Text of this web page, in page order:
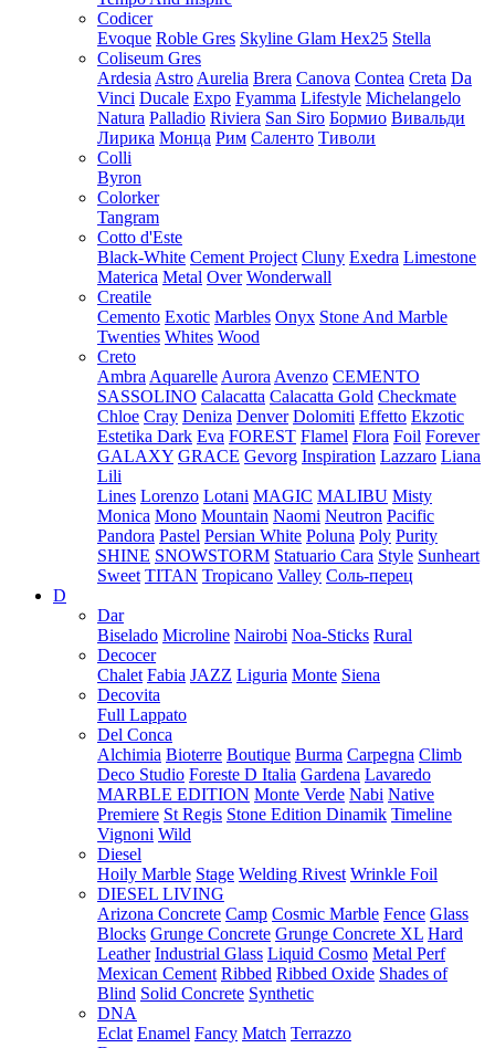
Codicer
Evoque Roble Gres Skyline Glam Hex25 Stella
Coliseum Gres
Ardesia Astro Aurelia Brera Canova Contea Creta Da
Vinci Ducale Expo Fyamma Lifestyle Michelangelo
Natura Palladio Riviera San Siro Бормио Вивальди
Лирика Монца Рим Саленто Тиволи
Colli
Byron
Colorker
Tangram
Cotto d'Este
Black-White Cement Project Cluny Exedra Limestone
Materica Metal Over Wonderwall
Creatile
Cemento Exotic Marbles Onyx Stone And Marble
Twenties Whites Wood
Creto
Ambra Aquarelle Aurora Avenzo CEMENTO
SASSOLINO Calacatta Calacatta Gold Checkmate
Chloe Cray Deniza Denver Dolomiti Effetto Ekzotic
Estetika Dark Eva FOREST Flamel Flora Foil Forever
GALAXY GRACE Gevorg Inspiration Lazzaro Liana
Lili
Lines Lorenzo Lotani MAGIC MALIBU Misty
Monica Mono Mountain Naomi Neutron Pacific
Pandora Pastel Persian White Poluna Poly Purity
SHINE SNOWSTORM Statuario Cara Style Sunheart
Sweet TITAN Tropicano Valley Соль-перец
D
Dar
Biselado Microline Nairobi Noa-Sticks Rural
Decocer
Chalet Fabia JAZZ Liguria Monte Siena
Decovita
Full Lappato
Del Conca
Alchimia Bioterre Boutique Burma Carpegna Climb
Deco Studio Foreste D Italia Gardena Lavaredo
MARBLE EDITION Monte Verde Nabi Native
Premiere St Regis Stone Edition Dinamik Timeline
Vignoni Wild
Diesel
Hoily Marble Stage Welding Rivest Wrinkle Foil
DIESEL LIVING
Arizona Concrete Camp Cosmic Marble Fence Glass
Blocks Grunge Concrete Grunge Concrete XL Hard
Leather Industrial Glass Liquid Cosmo Metal Perf
Mexican Cement Ribbed Ribbed Oxide Shades of
Blind Solid Concrete Synthetic
DNA
Eclat Enamel Fancy Match Terrazzo